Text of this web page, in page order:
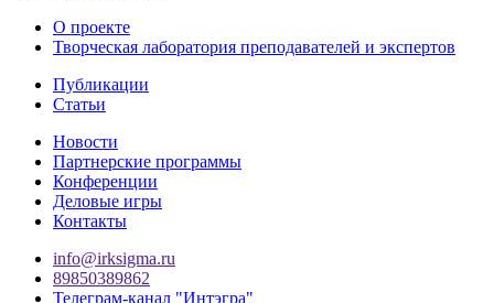
О проекте
Творческая лаборатория преподавателей и экспертов
Публикации
Статьи
Новости
Партнерские программы
Конференции
Деловые игры
Контакты
info@irksigma.ru
89850389862
Телеграм-канал "Интэгра"